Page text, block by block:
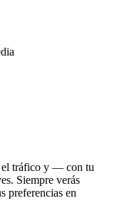
el tráfico y — con tu
Siempre verás
preferencias en